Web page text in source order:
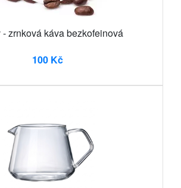
- zrnková káva bezkofeinová
100 Kč